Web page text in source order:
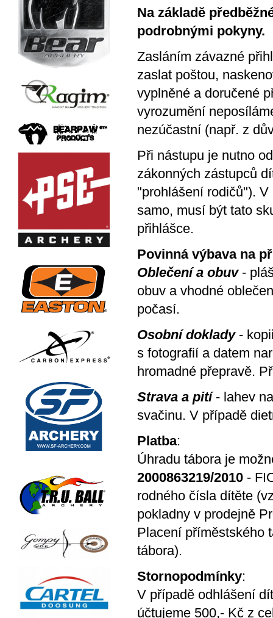
Na základě
podrobnými pokyny.
Zasláním závazné
zaslat poštou,
vyplněné a doručené
vyrozumění
nezúčastní (např. z
Při nástupu je nutno
zákonných zástupců
"prohlášení rodičů").
samo, musí být tato
přihlášce.
Povinná výbava na
Oblečení a obuv-
obuv a vhodné
počasí.
Osobní doklady-
s fotografií a datem
hromadné přepravě.
Strava a pití- lahev
svačinu. V případě
Platba:
Úhradu tábora je
2000863219/2010 -
rodného čísla dítěte
pokladny v prodejně
Placení příměstského
tábora).
Stornopodmínky:
V případě odhlášení
účtujeme 500,- Kč z